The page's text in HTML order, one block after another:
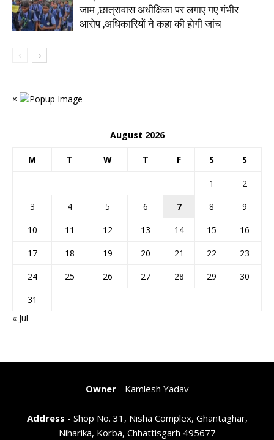
जाम ,छात्रावास अधीक्षिका पर लगाए गए गंभीर
आरोप ,अधिकारियों ने कहा की होगी जांच
×
August 2026
M T W T F S S
1
2
3
4 5 6 7 8
9
10
11 12 13 14 15
16
17
18 19 20 21 22
23
24
25 26 27 28 29
30
31
« Jul
Owner- Kamlesh Yadav
Address - Shop No. 31, Nisha Complex, Ghantaghar,
Niharika, Korba, Chhattisgarh 495677